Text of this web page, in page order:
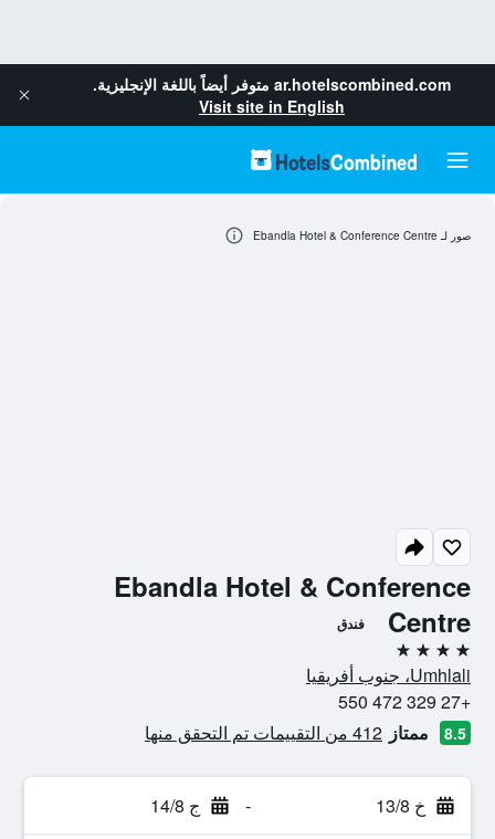
ar.hotelscombined.com متوفر أيضاً باللغة الإنجليزية.
Visit site in English
Ebandla Hotel & Conference
Centre
فندق
4 نجوم
Umhlali، جنوب أفريقيا
+27 329 472 550
8.5 ممتاز 412 من التقييمات تم التحقق منها
خ 13/8 - ج 14/8
صور لـ Ebandla Hotel & Conference Centre